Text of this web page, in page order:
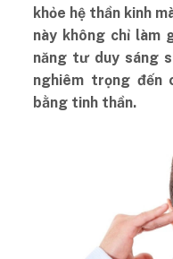
khỏe hệ thần kinh
này không chỉ làm
năng tư duy sáng
nghiêm trọng đến
bằng tinh thần.